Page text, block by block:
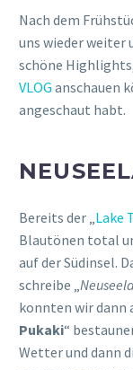
Nach dem
uns wieder weiter
schöne
VLOG anschauen
angeschaut habt.
Bereits der „Lake
Blautönen total
auf der Südinsel.
schreibe „
konnten wir dann
Pukaki“
Wetter und dann